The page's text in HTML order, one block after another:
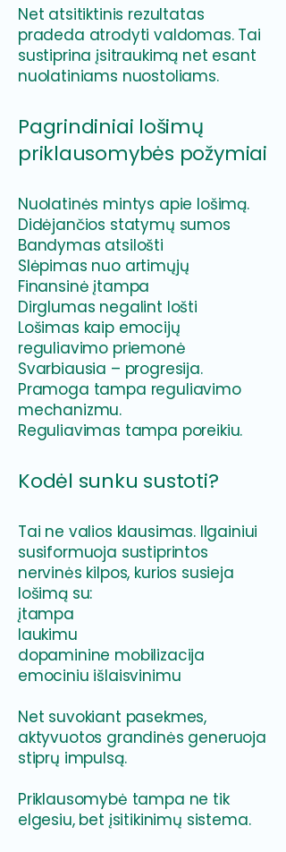
Net atsitiktinis rezultatas
pradeda atrodyti valdomas. Tai
sustiprina įsitraukimą net esant
nuolatiniams nuostoliams.
Pagrindiniai lošimų
priklausomybės požymiai
Nuolatinės mintys apie lošimą.
Didėjančios statymų sumos
Bandymas atsilošti
Slėpimas nuo artimųjų
Finansinė įtampa
Dirglumas negalint lošti
Lošimas kaip emocijų
reguliavimo priemonė
Svarbiausia – progresija.
Pramoga tampa reguliavimo
mechanizmu.
Reguliavimas tampa poreikiu.
Kodėl sunku sustoti?
Tai ne valios klausimas. Ilgainiui
susiformuoja sustiprintos
nervinės kilpos, kurios susieja
lošimą su:
įtampa
laukimu
dopaminine mobilizacija
emociniu išlaisvinimu
Net suvokiant pasekmes,
aktyvuotos grandinės generuoja
stiprų impulsą.
Priklausomybė tampa ne tik
elgesiu, bet įsitikinimų sistema.